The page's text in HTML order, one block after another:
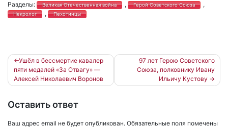
Разделы: Великая Отечественная война , Герой Советского Союза ,
Некролог , Пехотинцы
Навигация
по
записям
Ушёл в бессмертие кавалер
пяти медалей «За Отвагу» —
Алексей Николаевич Воронов
97 лет Герою Советского
Союза, полковнику Ивану
Ильичу Кустову
Оставить ответ
Ваш адрес email не будет опубликован. Обязательные поля помечены